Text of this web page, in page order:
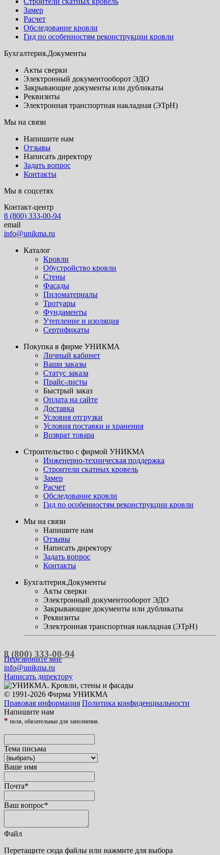
Замер
Расчет
Обследование кровли
Гид по особенностям реконструкции кровли
Бухгалтерия.Документы
Акты сверки
Электронный документооборот ЭДО
Закрывающие документы или дубликаты
Реквизиты
Электронная транспортная накладная (ЭТрН)
Мы на связи
Напишите нам
Отзывы
Написать директору
Задать вопрос
Контакты
Мы в соцсетях
Контакт-центр
8 (800) 333-00-94
email
info@unikma.ru
Каталог
Кровли
Обустройство кровли
Стены
Фасады
Пиломатериалы
Тротуары
Фундаменты
Утепление и изоляция
Сертификаты
Покупка в фирме УНИКМА
Личный кабинет
Ваши заказы
Статус заказа
Прайс-листы
Быстрый заказ
Оплата на сайте
Доставка
Условия отгрузки
Условия поставки и хранения
Возврат товара
Строительство с фирмой УНИКМА
Инженерно-техническая поддержка
Строители скатных кровель
Замер
Расчет
Обследование кровли
Гид по особенностям реконструкции кровли
Мы на связи
Напишите нам
Отзывы
Написать директору
Задать вопрос
Контакты
Бухгалтерия.Документы
Акты сверки
Электронный документооборот ЭДО
Закрывающие документы или дубликаты
Реквизиты
Электронная транспортная накладная (ЭТрН)
8 (800) 333-00-94
Перезвоните мне
info@unikma.ru
Написать директору
© 1991-2026 Фирма УНИКМА
Правовая информация Политика конфиденциальности
Напишите нам
* поля, обязательные для заполнения.
Тема письма
Ваше имя
Почта*
Ваш вопрос*
Файл
Перетащите сюда файлы или нажмите для выбора